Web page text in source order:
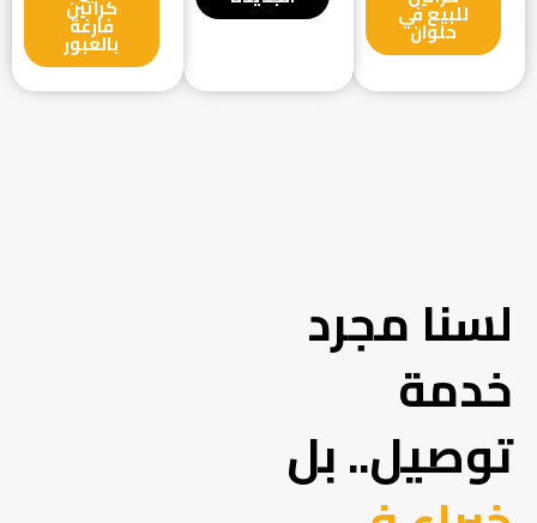
للبيع في
حلوان
كراتين
فارغة
بالعبور
لسنا مجرد
خدمة
توصيل.. بل